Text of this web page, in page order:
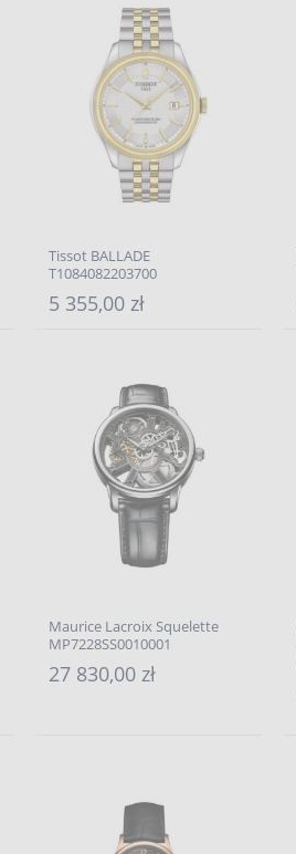
Tissot BALLADE
T1084082203700
5 355,00 zł
Maurice Lacroix Squelette
MP7228SS0010001
27 830,00 zł